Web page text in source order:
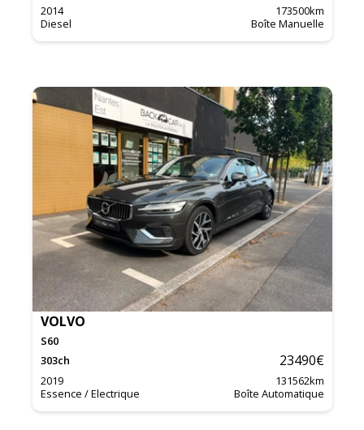
2014 173500km
Diesel
Boîte Manuelle
VOLVO
S60
303ch 23490€
2019 131562km
Essence / Electrique
Boîte Automatique